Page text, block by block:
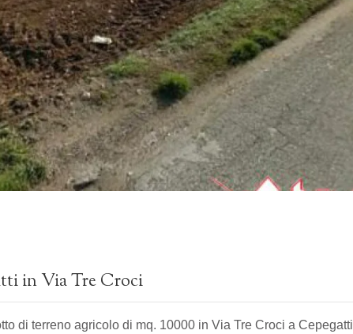
in Via Tre Croci
di terreno agricolo di mq. 10000 in Via Tre Croci a Cepegatti